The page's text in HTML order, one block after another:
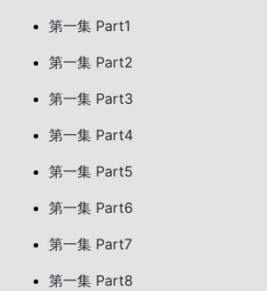
第一集 Part1
第一集 Part2
第一集 Part3
第一集 Part4
第一集 Part5
第一集 Part6
第一集 Part7
第一集 Part8